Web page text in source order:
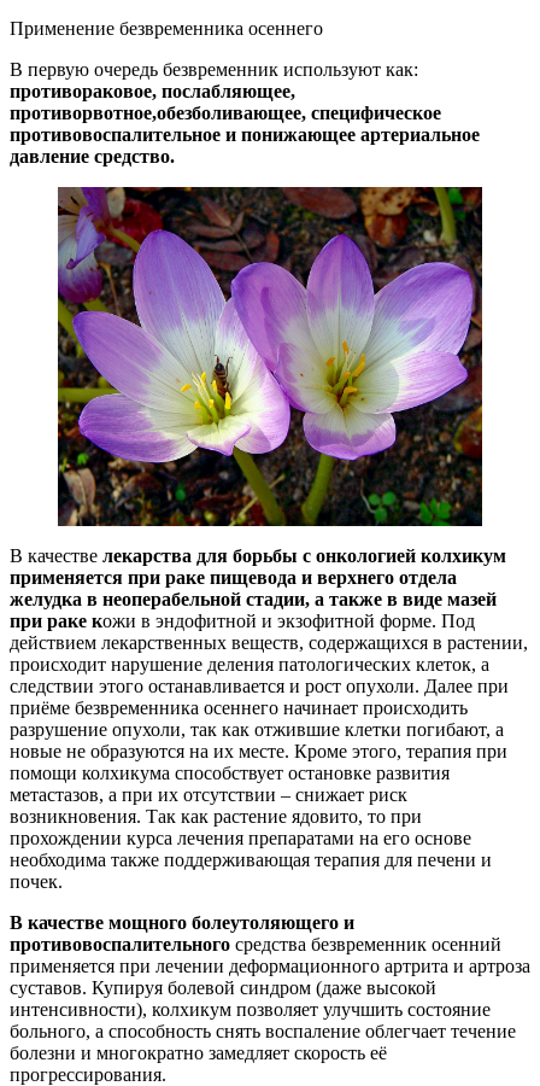
Применение безвременника осеннего
В первую очередь безвременник используют как:
противораковое, послабляющее,
противорвотное,обезболивающее, специфическое
противовоспалительное и понижающее артериальное
давление средство.
В качестве лекарства для борьбы с онкологией колхикум
применяется при раке пищевода и верхнего отдела
желудка в неоперабельной стадии, а также в виде мазей
при раке кожи в эндофитной и экзофитной форме. Под
действием лекарственных веществ, содержащихся в растении,
происходит нарушение деления патологических клеток, а
следствии этого останавливается и рост опухоли. Далее при
приёме безвременника осеннего начинает происходить
разрушение опухоли, так как отжившие клетки погибают, а
новые не образуются на их месте. Кроме этого, терапия при
помощи колхикума способствует остановке развития
метастазов, а при их отсутствии – снижает риск
возникновения. Так как растение ядовито, то при
прохождении курса лечения препаратами на его основе
необходима также поддерживающая терапия для печени и
почек.
В качестве мощного болеутоляющего и
противовоспалительного средства безвременник осенний
применяется при лечении деформационного артрита и артроза
суставов. Купируя болевой синдром (даже высокой
интенсивности), колхикум позволяет улучшить состояние
больного, а способность снять воспаление облегчает течение
болезни и многократно замедляет скорость её
прогрессирования.